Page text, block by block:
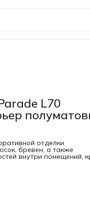
L70
отделки
бревен, а также
внутри помещений,
с высокими
от воздействия
без резкого